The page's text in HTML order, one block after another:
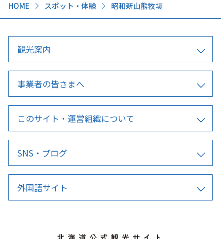
HOME スポット・体験 昭和新山熊牧場
観光案内
事業者の皆さまへ
このサイト・運営組織について
SNS・ブログ
外国語サイト